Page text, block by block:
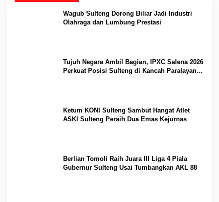
Wagub Sulteng Dorong Biliar Jadi Industri
Olahraga dan Lumbung Prestasi
Tujuh Negara Ambil Bagian, IPXC Salena 2026
Perkuat Posisi Sulteng di Kancah Paralayang
Ketum KONI Sulteng Sambut Hangat Atlet
ASKI Sulteng Peraih Dua Emas Kejurnas
Berlian Tomoli Raih Juara III Liga 4 Piala
Gubernur Sulteng Usai Tumbangkan AKL 88